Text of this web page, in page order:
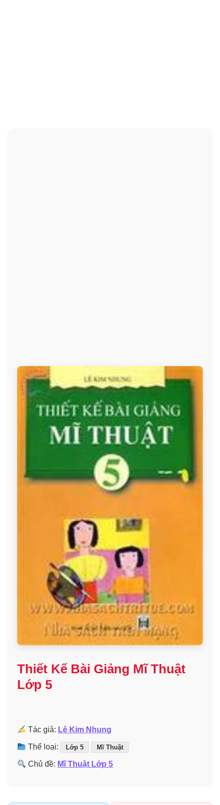
Thiết Kế Bài Giảng Mĩ Thuật
Lớp 5
Tác giả: Lê Kim Nhung
Thể loại: Lớp 5 Mĩ Thuật
Chủ đề: Mĩ Thuật Lớp 5